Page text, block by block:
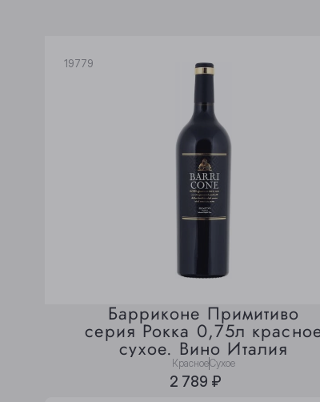
19779
Барриконе Примитиво
серия Рокка 0,75л красное
сухое. Вино Италия
КрасноеСухое
2 789 ₽